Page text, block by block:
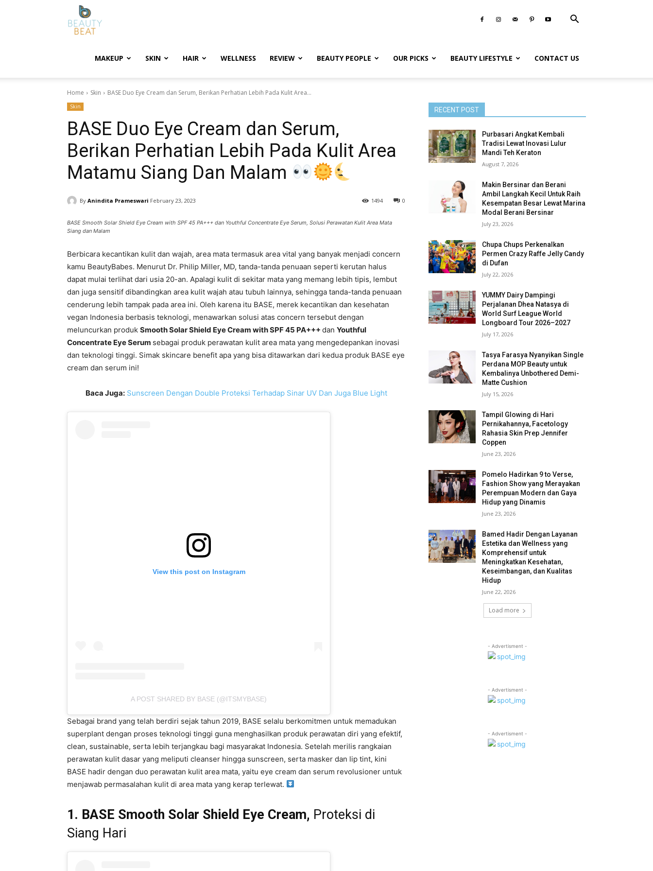
MAKEUP SKIN HAIR WELLNESS REVIEW BEAUTY PEOPLE OUR PICKS BEAUTY LIFESTYLE CONTACT US
Home Skin BASE Duo Eye Cream dan Serum, Berikan Perhatian Lebih Pada Kulit Area...
Skin
BASE Duo Eye Cream dan Serum,
Berikan Perhatian Lebih Pada Kulit Area
Matamu Siang Dan Malam
By Anindita Prameswari February 23, 2023 0
1494
BASE Smooth Solar Shield Eye Cream with SPF 45 PA+++ dan Youthful Concentrate Eye Serum, Solusi Perawatan Kulit Area Mata
Siang dan Malam
Berbicara kecantikan kulit dan wajah, area mata termasuk area vital yang banyak menjadi concern
kamu BeautyBabes. Menurut Dr. Philip Miller, MD, tanda-tanda penuaan seperti kerutan halus
dapat mulai terlihat dari usia 20-an. Apalagi kulit di sekitar mata yang memang lebih tipis, lembut
dan juga sensitif dibandingkan area kulit wajah atau tubuh lainnya, sehingga tanda-tanda penuaan
cenderung lebih tampak pada area ini. Oleh karena itu BASE, merek kecantikan dan kesehatan
vegan Indonesia berbasis teknologi, menawarkan solusi atas concern tersebut dengan
meluncurkan produk Smooth Solar Shield Eye Cream with SPF 45 PA+++ dan Youthful
Concentrate Eye Serum sebagai produk perawatan kulit area mata yang mengedepankan inovasi
dan teknologi tinggi. Simak skincare benefit apa yang bisa ditawarkan dari kedua produk BASE eye
cream dan serum ini!
Baca Juga: Sunscreen Dengan Double Proteksi Terhadap Sinar UV Dan Juga Blue Light
View this post on Instagram
A POST SHARED BY BASE (@ITSMYBASE)
Sebagai brand yang telah berdiri sejak tahun 2019, BASE selalu berkomitmen untuk memadukan
superplant dengan proses teknologi tinggi guna menghasilkan produk perawatan diri yang efektif,
clean, sustainable, serta lebih terjangkau bagi masyarakat Indonesia. Setelah merilis rangkaian
perawatan kulit dasar yang meliputi cleanser hingga sunscreen, serta masker dan lip tint, kini
BASE hadir dengan duo perawatan kulit area mata, yaitu eye cream dan serum revolusioner untuk
menjawab permasalahan kulit di area mata yang kerap terlewat.
1. BASE Smooth Solar Shield Eye Cream, Proteksi di
Siang Hari
RECENT POST
Purbasari Angkat Kembali
Tradisi Lewat Inovasi Lulur
Mandi Teh Keraton
August 7, 2026
Makin Bersinar dan Berani
Ambil Langkah Kecil Untuk Raih
Kesempatan Besar Lewat Marina
Modal Berani Bersinar
July 23, 2026
Chupa Chups Perkenalkan
Permen Crazy Raffe Jelly Candy
di Dufan
July 22, 2026
YUMMY Dairy Dampingi
Perjalanan Dhea Natasya di
World Surf League World
Longboard Tour 2026–2027
July 17, 2026
Tasya Farasya Nyanyikan Single
Perdana MOP Beauty untuk
Kembalinya Unbothered Demi-
Matte Cushion
July 15, 2026
Tampil Glowing di Hari
Pernikahannya, Facetology
Rahasia Skin Prep Jennifer
Coppen
June 23, 2026
Pomelo Hadirkan 9 to Verse,
Fashion Show yang Merayakan
Perempuan Modern dan Gaya
Hidup yang Dinamis
June 23, 2026
Bamed Hadir Dengan Layanan
Estetika dan Wellness yang
Komprehensif untuk
Meningkatkan Kesehatan,
Keseimbangan, dan Kualitas
Hidup
June 22, 2026
Load more
- Advertisment -
- Advertisment -
- Advertisment -